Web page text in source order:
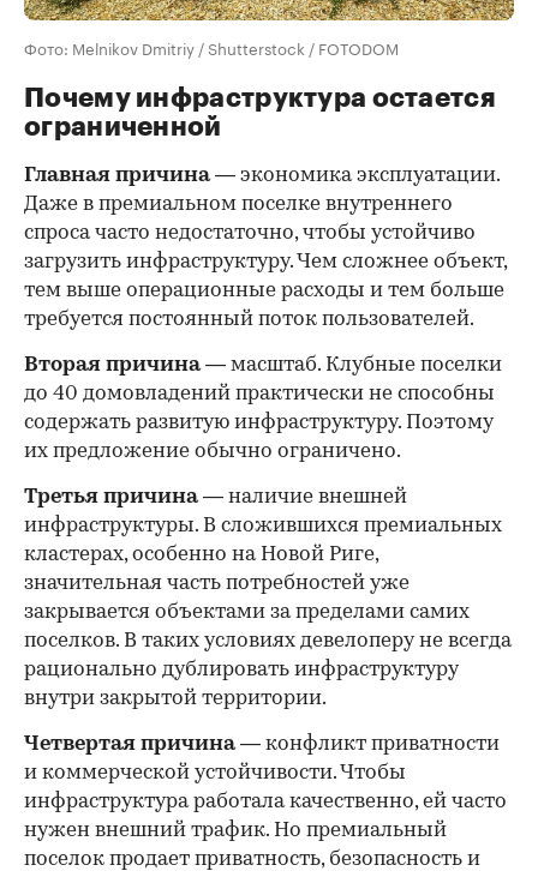
Фото: Melnikov Dmitriy / Shutterstock / FOTODOM
Почему инфраструктура остается
ограниченной
Главная причина— экономика эксплуатации.
Даже в премиальном поселке внутреннего
спроса часто недостаточно, чтобы устойчиво
загрузить инфраструктуру. Чем сложнее объект,
тем выше операционные расходы и тем больше
требуется постоянный поток пользователей.
Вторая причина— масштаб. Клубные поселки
до 40 домовладений практически не способны
содержать развитую инфраструктуру. Поэтому
их предложение обычно ограничено.
Третья причина— наличие внешней
инфраструктуры. В сложившихся премиальных
кластерах, особенно на Новой Риге,
значительная часть потребностей уже
закрывается объектами за пределами самих
поселков. В таких условиях девелоперу не всегда
рационально дублировать инфраструктуру
внутри закрытой территории.
Четвертая причина— конфликт приватности
и коммерческой устойчивости. Чтобы
инфраструктура работала качественно, ей часто
нужен внешний трафик. Но премиальный
поселок продает приватность, безопасность и